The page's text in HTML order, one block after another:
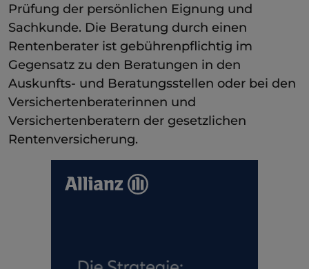
Prüfung der persönlichen Eignung und
Sachkunde. Die Beratung durch einen
Rentenberater ist gebührenpflichtig im
Gegensatz zu den Beratungen in den
Auskunfts- und Beratungsstellen oder bei den
Versichertenberaterinnen und
Versichertenberatern der gesetzlichen
Rentenversicherung.